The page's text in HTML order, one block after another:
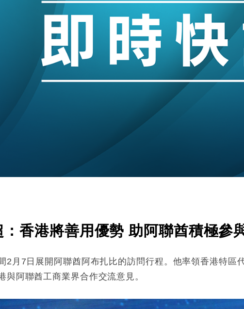
伊戰事快結束 承認部分彈藥庫存緊張
救後再出手 斥4億美元押注未上市公司
香港將善用優勢 助阿聯酋積極參
2月7日展開阿聯酋阿布扎比的訪問行程。他率領香港特區
與阿聯酋工商業界合作交流意見。